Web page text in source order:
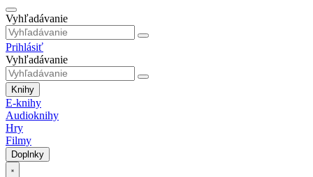
Vyhľadávanie
Prihlásiť
Vyhľadávanie
Knihy
E-knihy
Audioknihy
Hry
Filmy
Doplnky